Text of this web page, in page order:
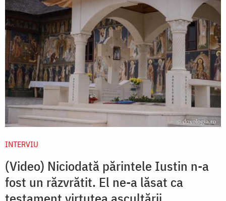
INTERVIU
(Video) Niciodată părintele Iustin n-a
fost un răzvrătit. El ne-a lăsat ca